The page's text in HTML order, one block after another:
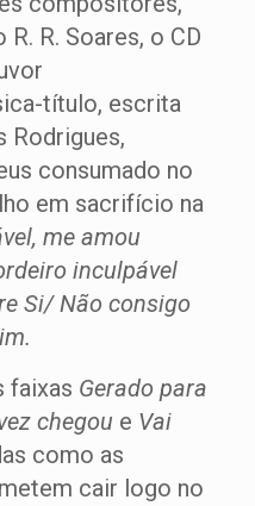
R. Soares, o CD
título, escrita
Rodrigues,
consumado no
em sacrifício na
me amou
inculpável
Si/ Não consigo
faixas Gerado para
chegou e Vai
como as
cair logo no